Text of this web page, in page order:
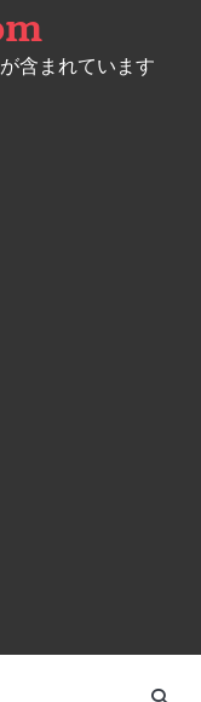
含まれています